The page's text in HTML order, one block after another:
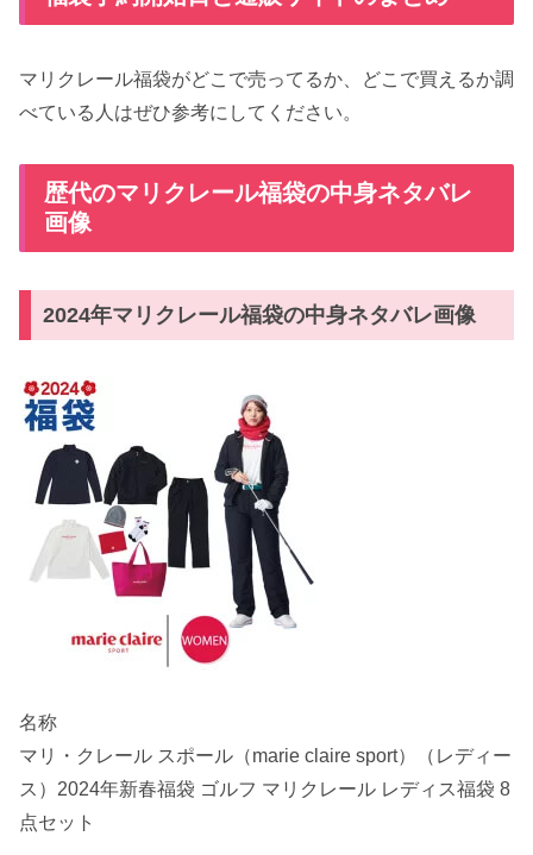
マリクレール福袋がどこで売ってるか、どこで買えるか調
べている人はぜひ参考にしてください。
歴代のマリクレール福袋の中身ネタバレ
画像
2024年マリクレール福袋の中身ネタバレ画像
名称
マリ・クレール スポール（marie claire sport）（レディー
ス）2024年新春福袋 ゴルフ マリクレール レディス福袋 8
点セット